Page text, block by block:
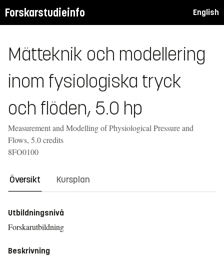
Forskarstudieinfo English
Mätteknik och modellering
inom fysiologiska tryck
och flöden, 5.0 hp
Measurement and Modelling of Physiological Pressure and
Flows, 5.0 credits
8FO0100
Översikt Kursplan
Utbildningsnivå
Forskarutbildning
Beskrivning